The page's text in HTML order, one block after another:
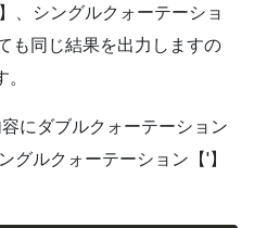
、シングルクォーテーショ
も同じ結果を出力しますの
にダブルクォーテーション
グルクォーテーション【'】